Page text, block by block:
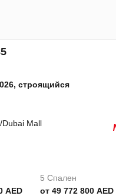
строящийся
Dubai Mall
AED
5 Спален
от 49 772 800 AED